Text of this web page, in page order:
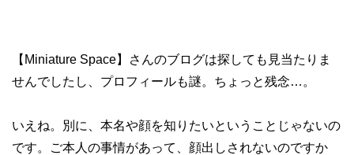
【Miniature Space】さんのブログは探しても見当たりま
せんでしたし、プロフィールも謎。ちょっと残念…。
いえね。別に、本名や顔を知りたいということじゃないの
です。ご本人の事情があって、顔出しされないのですか